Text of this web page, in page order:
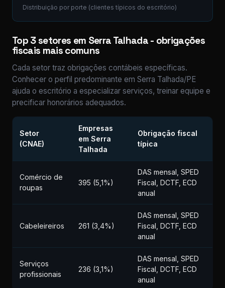
Distribuição por porte (clientes típicos do escritório)
Top 3 setores em Serra Talhada - obrigações
fiscais mais comuns
Cada setor traz obrigações contábeis específicas.
Conhecer o perfil predominante em Serra Talhada/PE
ajuda o escritório a especializar serviços, treinar equipe e
precificar honorários adequados.
Setor
(CNAE)
Empresas
em Serra
Talhada
Obrigação fiscal
típica
Comércio de
roupas
395 (5,1%)
DAS mensal, SPED
Fiscal, DCTF, ECD
anual
Cabeleireiros 261 (3,4%)
DAS mensal, SPED
Fiscal, DCTF, ECD
anual
Serviços
profissionais
236 (3,1%)
DAS mensal, SPED
Fiscal, DCTF, ECD
anual